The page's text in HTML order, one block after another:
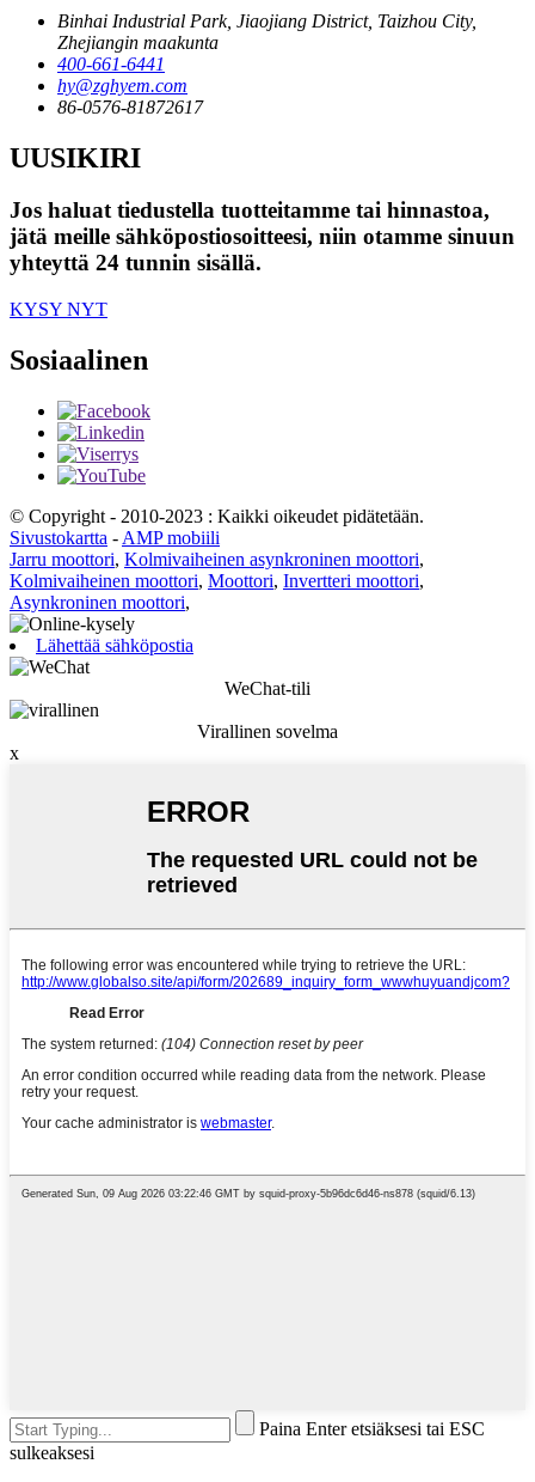
Binhai Industrial Park, Jiaojiang District, Taizhou City,
Zhejiangin maakunta
400-661-6441
hy@zghyem.com
86-0576-81872617
UUSIKIRI
Jos haluat tiedustella tuotteitamme tai hinnastoa,
jätä meille sähköpostiosoitteesi, niin otamme sinuun
yhteyttä 24 tunnin sisällä.
KYSY NYT
Sosiaalinen
© Copyright - 2010-2023 : Kaikki oikeudet pidätetään.
Sivustokartta - AMP mobiili
Jarru moottori, Kolmivaiheinen asynkroninen moottori,
Kolmivaiheinen moottori, Moottori, Invertteri moottori,
Asynkroninen moottori,
Lähettää sähköpostia
WeChat-tili
Virallinen sovelma
x
Paina Enter etsiäksesi tai ESC
sulkeaksesi